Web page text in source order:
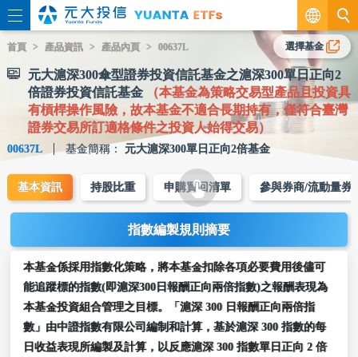
繁
EN
首頁 產品資訊 產品內頁 00637L
元大滬深300傘型證券投資信託基金之滬深300單日正向2
倍證券投資信託基金
（本基金為策略交易型產品且投資具
有槓桿操作風險，故本基金不適合長期持有，僅符合臺灣
證券交易所訂適格條件之投資人始得交易）
00637L 基金簡稱： 元大滬深300單日正向2倍基金
選擇基金
基本資訊 持股比重 申購買回清單 參與券商/流動量券
指數編製規則摘要
本基金係採用指數化策略，將本基金扣除各項必要費用後儘可
能追蹤標的指數(即滬深300日報酬正向兩倍指數)之報酬表現為
本基金投資組合管理之目標。「滬深 300 日報酬正向兩倍指
數」由中證指數有限公司編制和計算，基於滬深 300 指數的每
日收益表現所編製及計算，以反應滬深 300 指數單日正向 2 倍